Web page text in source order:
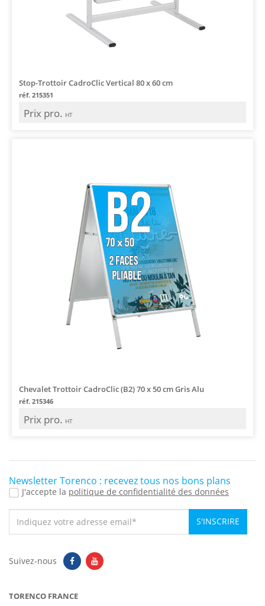
Stop-Trottoir CadroClic Vertical 80 x 60 cm
réf. 215351
Prix pro. HT
Chevalet Trottoir CadroClic (B2) 70 x 50 cm Gris Alu
réf. 215346
Prix pro. HT
Newsletter Torenco : recevez tous nos bons plans
J'accepte la politique de confidentialité des données
S'INSCRIRE
Suivez-nous
TORENCO FRANCE